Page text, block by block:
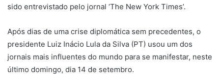
sido entrevistado pelo jornal ‘The New York Times’.
Após dias de uma crise diplomática sem precedentes, o
presidente Luiz Inácio Lula da Silva (PT) usou um dos
jornais mais influentes do mundo para se manifestar, neste
último domingo, dia 14 de setembro.